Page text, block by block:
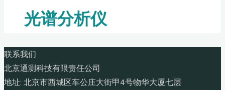
光谱分析仪
联系我们
北京通测科技有限责任公司
地址: 北京市西城区车公庄大街甲4号物华大厦七层